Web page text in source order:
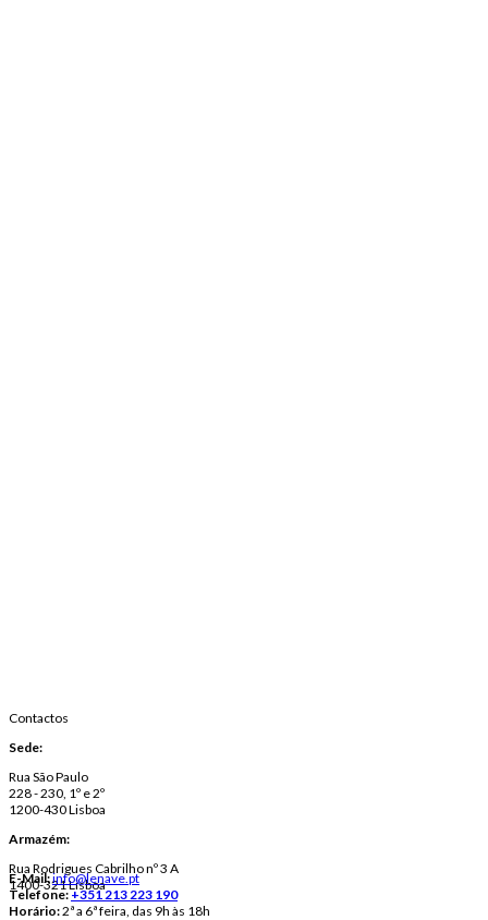
Contactos
Sede:
Rua São Paulo
228 - 230, 1º e 2º
1200-430 Lisboa
Armazém:
Rua Rodrigues Cabrilho nº 3 A
1400-321 Lisboa
E-Mail:info@lenave.pt
Telefone:+351 213 223 190
Horário:2ª a 6ª feira, das 9h às 18h